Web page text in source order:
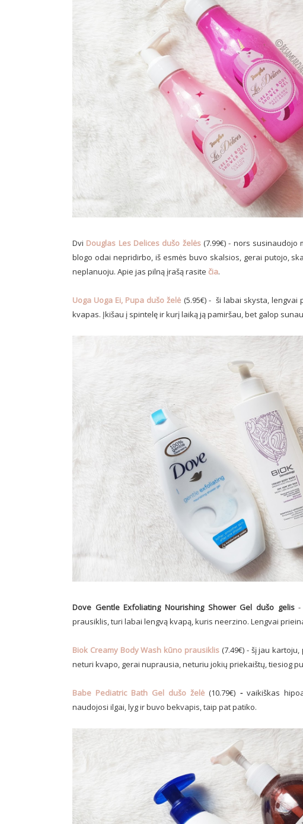
Dvi Douglas Les Delices dušo želės (7.99€) - nors
blogo odai nepridirbo, iš esmės buvo skalsios, gerai putojo,
neplanuoju. Apie jas pilną įrašą rasite čia.
Uoga Uoga Ei, Pupa dušo želė (5.95€) - ši labai skysta,
kvapas. Įkišau į spintelę ir kurį laiką ją pamiršau, bet galop
Dove Gentle Exfoliating Nourishing Shower Gel dušo gelis-
prausiklis, turi labai lengvą kvapą, kuris neerzino. Lengvai
Biok Creamy Body Wash kūno prausiklis (7.49€) - šį jau
neturi kvapo, gerai nuprausia, neturiu jokių priekaištų, tiesiog
Babe Pediatric Bath Gel dušo želė (10.79€) - vaikiškas
naudojosi ilgai, lyg ir buvo bekvapis, taip pat patiko.